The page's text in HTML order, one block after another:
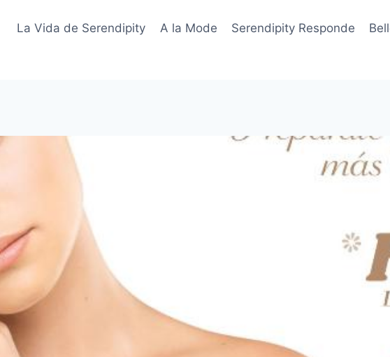
La Vida de Serendipity A la Mode Serendipity Responde